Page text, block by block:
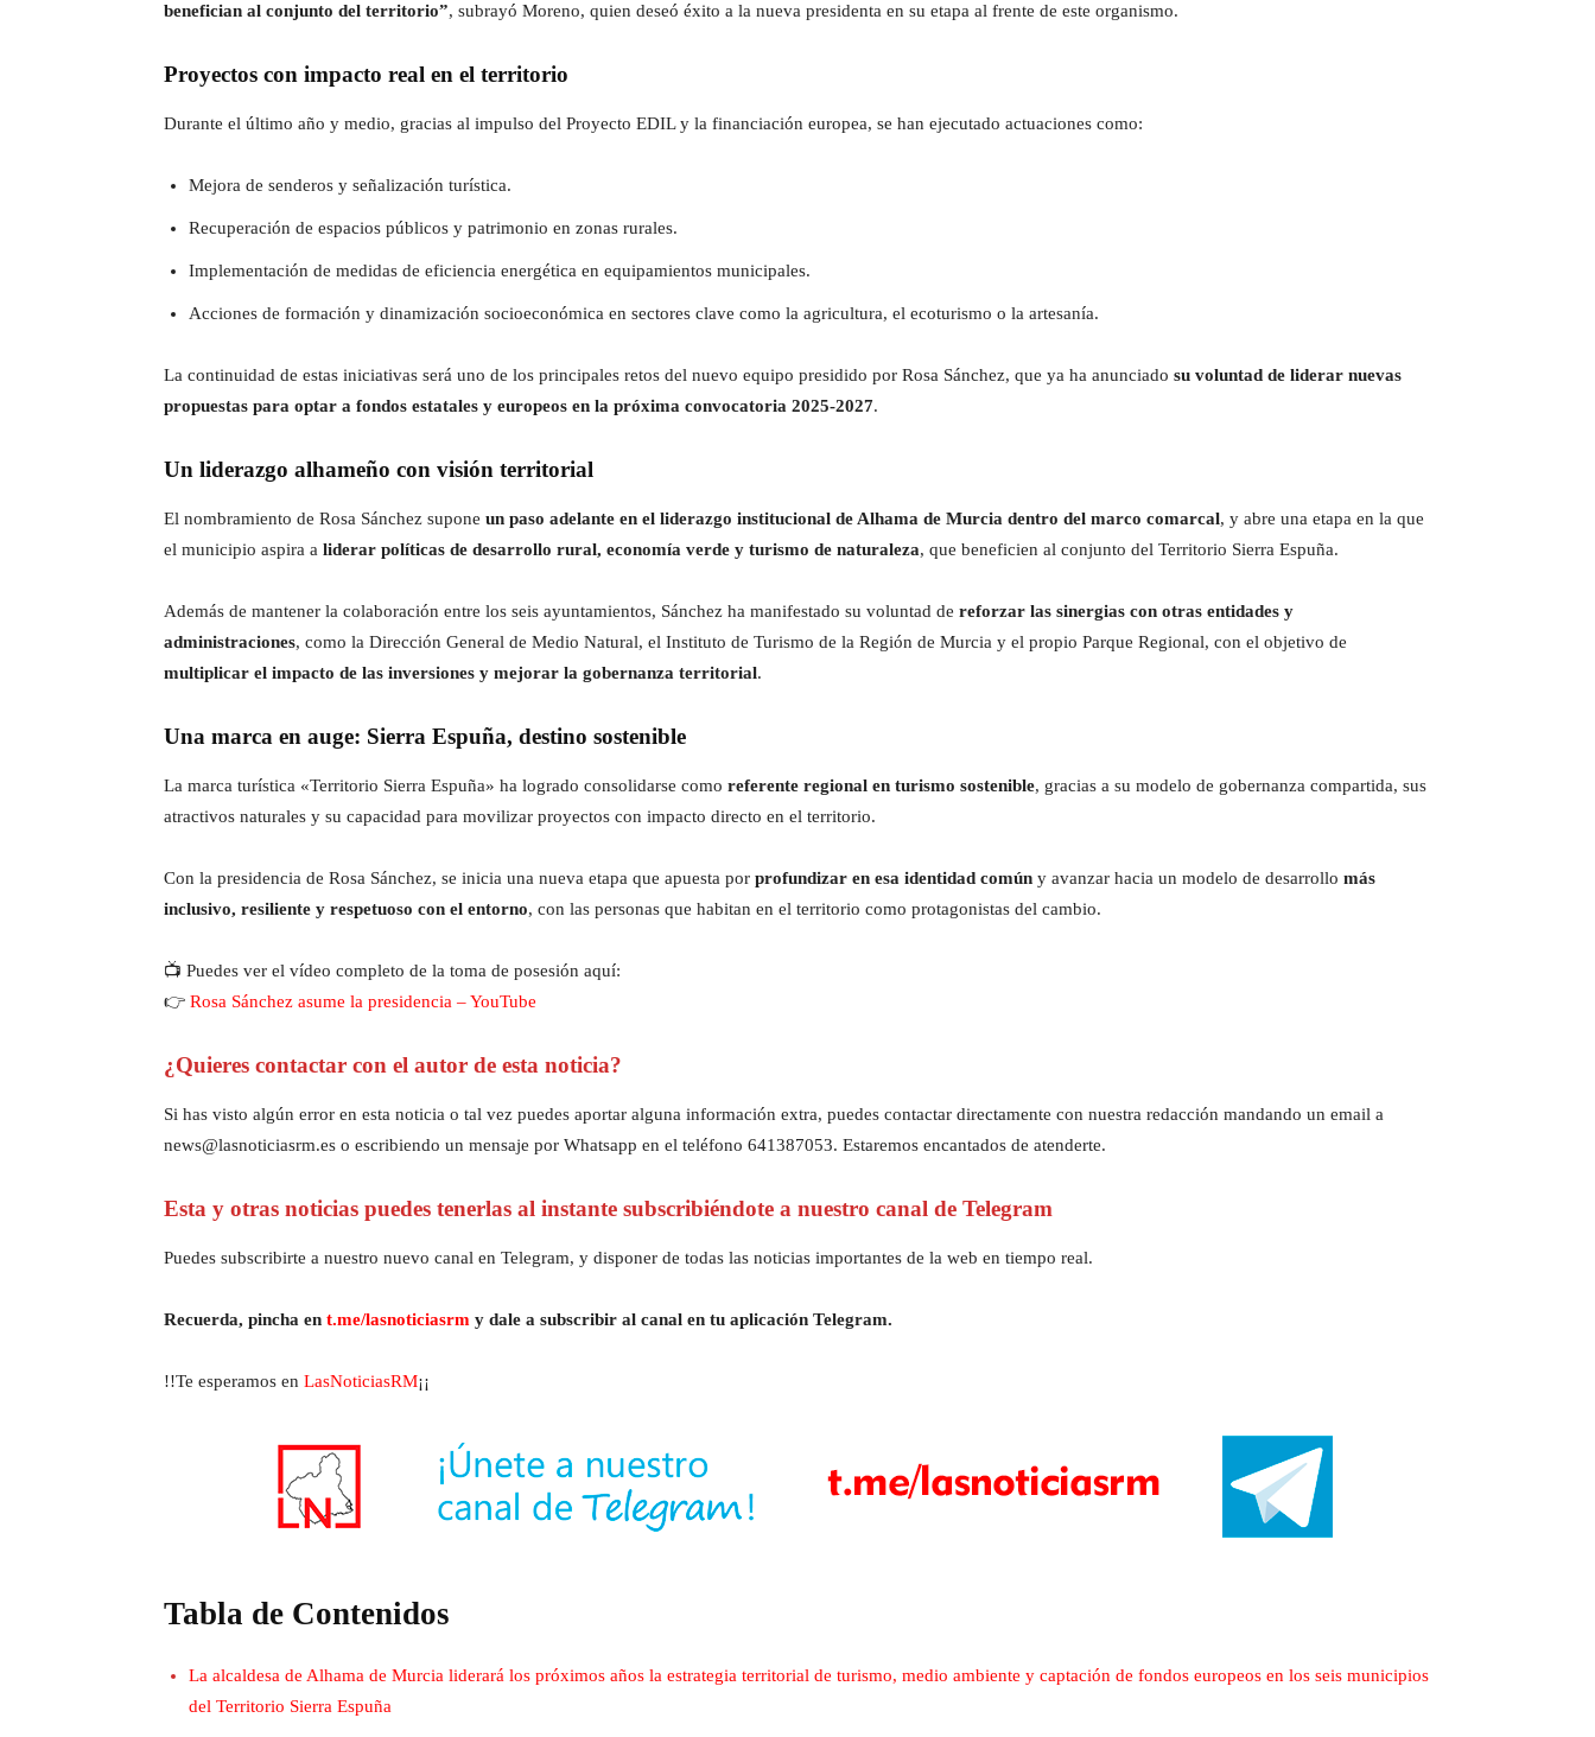
benefician al conjunto del territorio”, subrayó Moreno, quien deseó éxito a la nueva presidenta en su etapa al frente de este organismo.
Proyectos con impacto real en el territorio
Durante el último año y medio, gracias al impulso del Proyecto EDIL y la financiación europea, se han ejecutado actuaciones como:
Mejora de senderos y señalización turística.
Recuperación de espacios públicos y patrimonio en zonas rurales.
Implementación de medidas de eficiencia energética en equipamientos municipales.
Acciones de formación y dinamización socioeconómica en sectores clave como la agricultura, el ecoturismo o la artesanía.
La continuidad de estas iniciativas será uno de los principales retos del nuevo equipo presidido por Rosa Sánchez, que ya ha anunciado su voluntad de liderar nuevas
propuestas para optar a fondos estatales y europeos en la próxima convocatoria 2025-2027.
Un liderazgo alhameño con visión territorial
El nombramiento de Rosa Sánchez supone un paso adelante en el liderazgo institucional de Alhama de Murcia dentro del marco comarcal, y abre una etapa en la que
el municipio aspira a liderar políticas de desarrollo rural, economía verde y turismo de naturaleza, que beneficien al conjunto del Territorio Sierra Espuña.
Además de mantener la colaboración entre los seis ayuntamientos, Sánchez ha manifestado su voluntad de reforzar las sinergias con otras entidades y
administraciones, como la Dirección General de Medio Natural, el Instituto de Turismo de la Región de Murcia y el propio Parque Regional, con el objetivo de
multiplicar el impacto de las inversiones y mejorar la gobernanza territorial.
Una marca en auge: Sierra Espuña, destino sostenible
La marca turística «Territorio Sierra Espuña» ha logrado consolidarse como referente regional en turismo sostenible, gracias a su modelo de gobernanza compartida, sus
atractivos naturales y su capacidad para movilizar proyectos con impacto directo en el territorio.
Con la presidencia de Rosa Sánchez, se inicia una nueva etapa que apuesta por profundizar en esa identidad común y avanzar hacia un modelo de desarrollo más
inclusivo, resiliente y respetuoso con el entorno, con las personas que habitan en el territorio como protagonistas del cambio.
📺 Puedes ver el vídeo completo de la toma de posesión aquí:
👉 Rosa Sánchez asume la presidencia – YouTube
¿Quieres contactar con el autor de esta noticia?
Si has visto algún error en esta noticia o tal vez puedes aportar alguna información extra, puedes contactar directamente con nuestra redacción mandando un email a
news@lasnoticiasrm.es o escribiendo un mensaje por Whatsapp en el teléfono 641387053. Estaremos encantados de atenderte.
Esta y otras noticias puedes tenerlas al instante subscribiéndote a nuestro canal de Telegram
Puedes subscribirte a nuestro nuevo canal en Telegram, y disponer de todas las noticias importantes de la web en tiempo real.
Recuerda, pincha en t.me/lasnoticiasrm y dale a subscribir al canal en tu aplicación Telegram.
!!Te esperamos en LasNoticiasRM¡¡
Tabla de Contenidos
La alcaldesa de Alhama de Murcia liderará los próximos años la estrategia territorial de turismo, medio ambiente y captación de fondos europeos en los seis municipios
del Territorio Sierra Espuña